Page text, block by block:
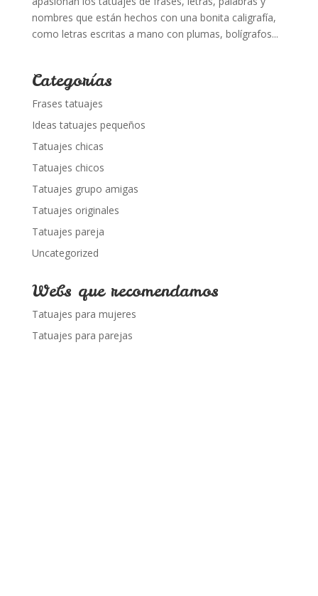
nombres que están hechos con una bonita caligrafía,
como letras escritas a mano con plumas, bolígrafos...
Categorías
Frases tatuajes
Ideas tatuajes pequeños
Tatuajes chicas
Tatuajes chicos
Tatuajes grupo amigas
Tatuajes originales
Tatuajes pareja
Uncategorized
Webs que recomendamos
Tatuajes para mujeres
Tatuajes para parejas